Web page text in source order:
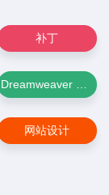
补丁
Dreamweaver CC 2019
网站设计